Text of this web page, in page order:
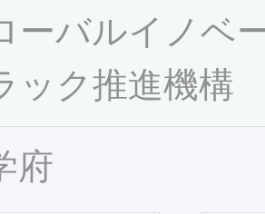
ーバルイノベ
ック推進機構
府